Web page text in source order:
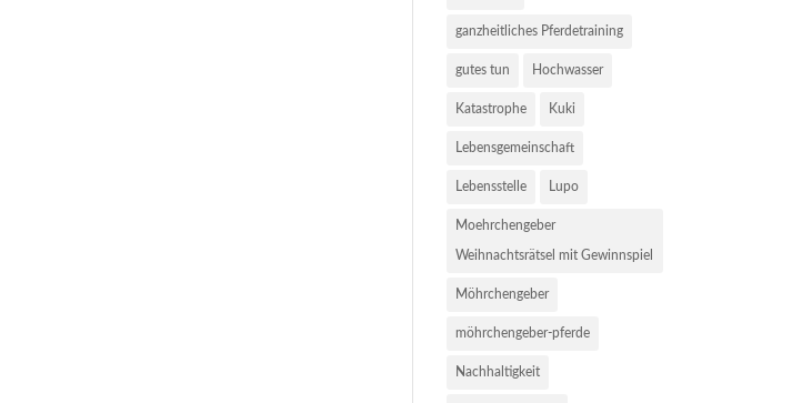
ganzheitliches Pferdetraining
gutes tun Hochwasser
Katastrophe Kuki
Lebensgemeinschaft
Lebensstelle Lupo
Moehrchengeber
Weihnachtsrätsel mit Gewinnspiel
Möhrchengeber
möhrchengeber-pferde
Nachhaltigkeit